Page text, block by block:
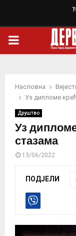
PRIMARY
Насловна
Уз дипломе
Друштво
Уз
стазама
13/06/2022
ПОДЈЕЛИ